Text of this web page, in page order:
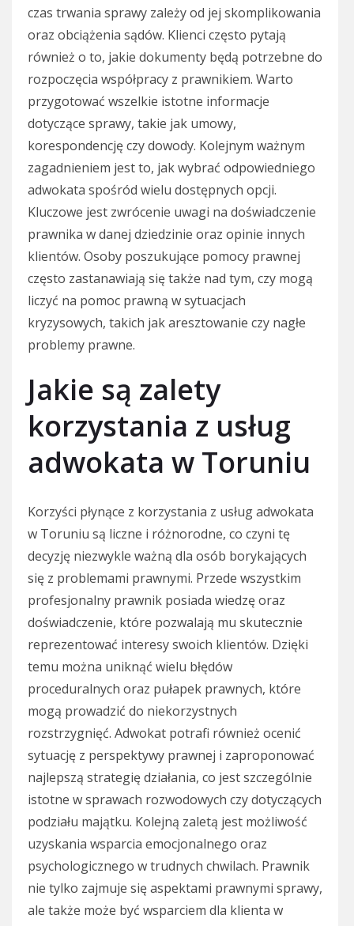
czas trwania sprawy zależy od jej skomplikowania
oraz obciążenia sądów. Klienci często pytają
również o to, jakie dokumenty będą potrzebne do
rozpoczęcia współpracy z prawnikiem. Warto
przygotować wszelkie istotne informacje
dotyczące sprawy, takie jak umowy,
korespondencję czy dowody. Kolejnym ważnym
zagadnieniem jest to, jak wybrać odpowiedniego
adwokata spośród wielu dostępnych opcji.
Kluczowe jest zwrócenie uwagi na doświadczenie
prawnika w danej dziedzinie oraz opinie innych
klientów. Osoby poszukujące pomocy prawnej
często zastanawiają się także nad tym, czy mogą
liczyć na pomoc prawną w sytuacjach
kryzysowych, takich jak aresztowanie czy nagłe
problemy prawne.
Jakie są zalety
korzystania z usług
adwokata w Toruniu
Korzyści płynące z korzystania z usług adwokata
w Toruniu są liczne i różnorodne, co czyni tę
decyzję niezwykle ważną dla osób borykających
się z problemami prawnymi. Przede wszystkim
profesjonalny prawnik posiada wiedzę oraz
doświadczenie, które pozwalają mu skutecznie
reprezentować interesy swoich klientów. Dzięki
temu można uniknąć wielu błędów
proceduralnych oraz pułapek prawnych, które
mogą prowadzić do niekorzystnych
rozstrzygnięć. Adwokat potrafi również ocenić
sytuację z perspektywy prawnej i zaproponować
najlepszą strategię działania, co jest szczególnie
istotne w sprawach rozwodowych czy dotyczących
podziału majątku. Kolejną zaletą jest możliwość
uzyskania wsparcia emocjonalnego oraz
psychologicznego w trudnych chwilach. Prawnik
nie tylko zajmuje się aspektami prawnymi sprawy,
ale także może być wsparciem dla klienta w